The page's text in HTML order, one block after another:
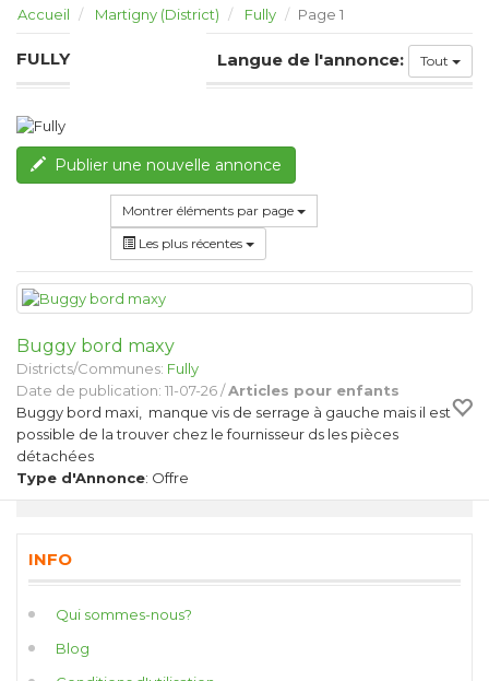
Accueil Martigny (District) Fully Page 1
FULLY Langue de l'annonce: Tout
Publier une nouvelle annonce
Montrer éléments par page
Les plus récentes
Buggy bord maxy
Districts/Communes: Fully
Date de publication: 11-07-26 /Articles pour enfants
Buggy bord maxi, manque vis de serrage à gauche mais il est
possible de la trouver chez le fournisseur ds les pièces
détachées
Type d'Annonce: Offre
INFO
Qui sommes-nous?
Blog